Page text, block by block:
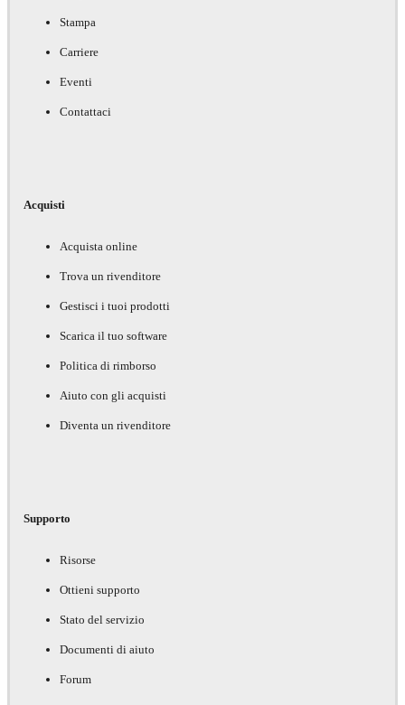
Stampa
Carriere
Eventi
Contattaci
Acquisti
Acquista online
Trova un rivenditore
Gestisci i tuoi prodotti
Scarica il tuo software
Politica di rimborso
Aiuto con gli acquisti
Diventa un rivenditore
Supporto
Risorse
Ottieni supporto
Stato del servizio
Documenti di aiuto
Forum